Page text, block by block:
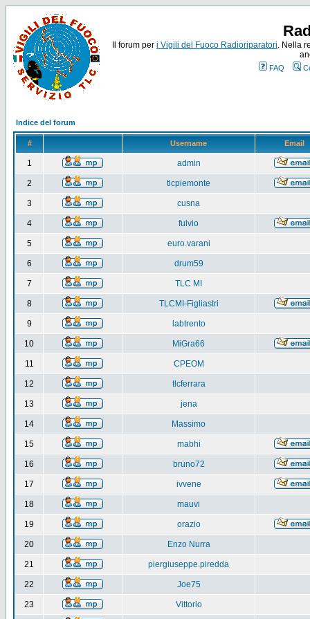
Il forum per i Vigili del Fuoco Radioriparatori. Nella
FAQ
Indice del forum
# Username Email
1 admin
2 tlcpiemonte
3 cusna
4 fulvio
5 euro.varani
6 drum59
7 TLC MI
8 TLCMI-Figliastri
9 labtrento
10 MiGra66
11 CPEOM
12 tlcferrara
13 jena
14 Massimo
15 mabhi
16 bruno72
17 ivvene
18 mauvi
19 orazio
20 Enzo Nurra
21 piergiuseppe.piredda
22 Joe75
23 Vittorio